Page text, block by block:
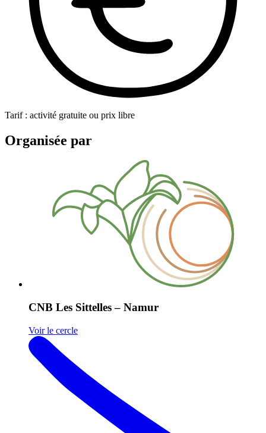
Tarif : activité gratuite ou prix libre
Organisée par
CNB Les Sittelles – Namur
Voir le cercle